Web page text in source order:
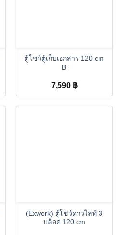
ตู้โชว์ตู้เก็บเอกสาร 120 cm
B
7,590 ฿
(Exwork) ตู้โชว์ดาวไลท์ 3
บล็อค 120 cm